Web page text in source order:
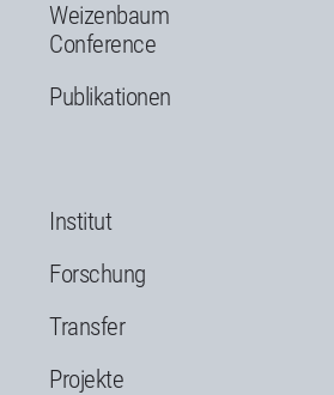
Weizenbaum
Conference
Publikationen
Institut
Forschung
Transfer
Projekte